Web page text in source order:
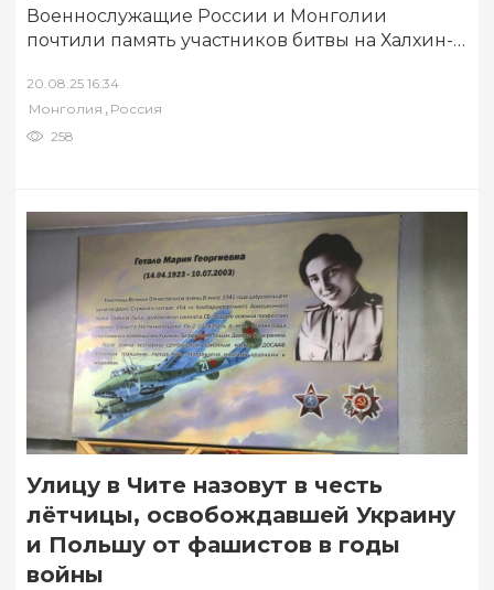
Военнослужащие России и Монголии
почтили память участников битвы на Халхин-
приняли участие руководитель…
20.08.25 16:34
Монголия , Россия
258
Улицу в Чите назовут в честь
лётчицы, освобождавшей Украину
и Польшу от фашистов в годы
войны